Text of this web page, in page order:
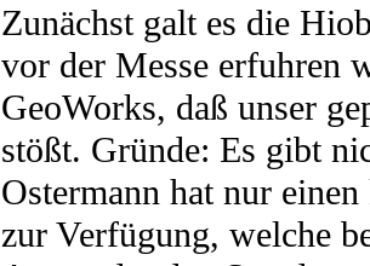
Zunächst galt es die
vor der Messe erfuhren
GeoWorks, daß unser
stößt. Gründe: Es gibt
Ostermann hat nur
zur Verfügung, welche